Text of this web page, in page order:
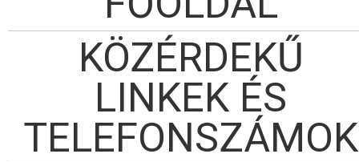
KÖZÉRDEKŰ
LINKEK ÉS
TELEFONSZÁMOK